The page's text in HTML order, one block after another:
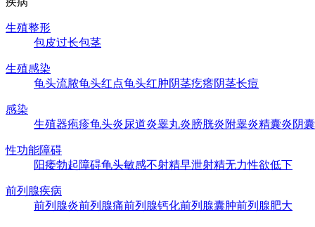
生殖整形
包皮过长包茎
生殖感染
龟头流脓龟头红点龟头红肿阴茎疙瘩阴茎长痘
感染
生殖器疱疹龟头炎尿道炎睾丸炎膀胱炎附睾炎精囊炎阴
性功能障碍
阳痿勃起障碍龟头敏感不射精早泄射精无力性欲低下
前列腺疾病
前列腺炎前列腺痛前列腺钙化前列腺囊肿前列腺肥大